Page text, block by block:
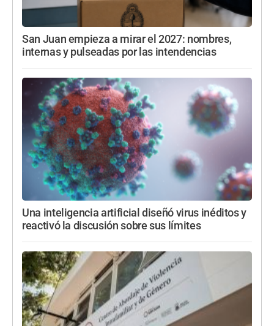
San Juan empieza a mirar el 2027: nombres,
internas y pulseadas por las intendencias
Una inteligencia artificial diseñó virus inéditos y
reactivó la discusión sobre sus límites